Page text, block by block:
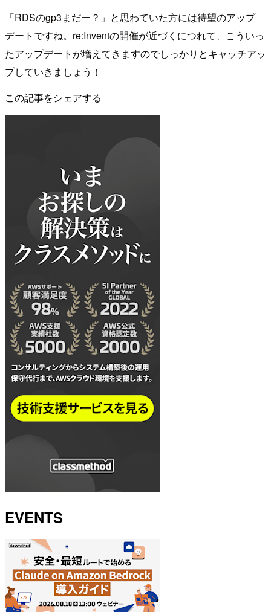
「RDSのgp3まだー？」と思わていた方には待望のアップ
デートですね。re:Inventの開催が近づくにつれて、こういっ
たアップデートが増えてきますのでしっかりとキャッチアッ
プしていきましょう！
この記事をシェアする
EVENTS